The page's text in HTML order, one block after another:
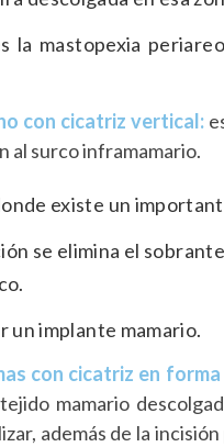
la mastopexia
con cicatriz vertical:
al surco inframamario.
existe un
se elimina el
un implante mamario.
con cicatriz en forma
mamario
además de la